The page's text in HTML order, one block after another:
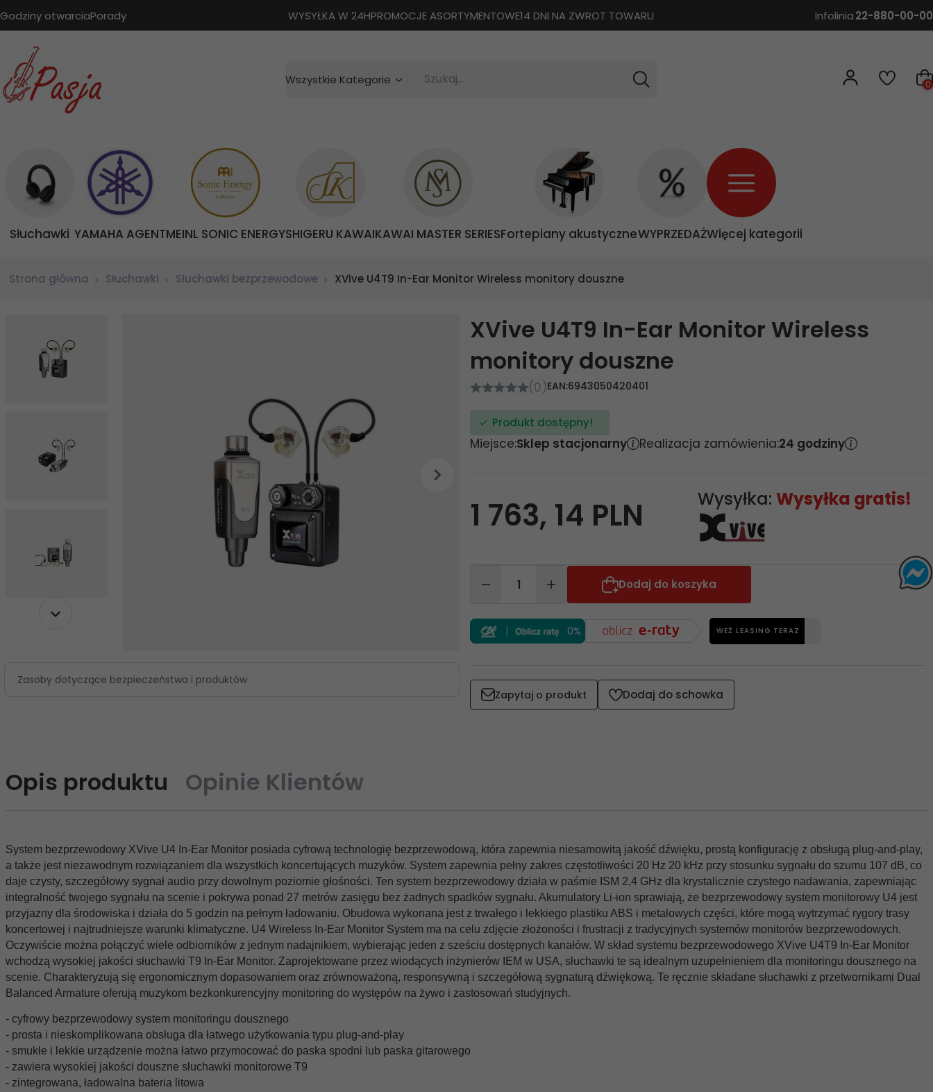
Godziny otwarciaPorady WYSYŁKA W 24HPROMOCJE ASORTYMENTOWE14 DNI NA ZWROT TOWARU Infolinia22-880-00-00
categories_searcher
Wszystkie Kategorie Szukaj... 0
Słuchawki YAMAHA AGENTMEINL SONIC ENERGYSHIGERU KAWAIKAWAI MASTER SERIESFortepiany akustyczneWYPRZEDAŻWięcej kategorii
Strona główna Słuchawki Słuchawki bezprzewodowe XVive U4T9 In-Ear Monitor Wireless monitory douszne
Zasoby dotyczące bezpieczeństwa i produktów
XVive U4T9 In-Ear Monitor Wireless
monitory douszne
(0)EAN:6943050420401
Produkt dostępny!
Miejsce:Sklep stacjonarny Realizacja zamówienia:24 godziny
1 763, 14 PLN Wysyłka: Wysyłka gratis!
Dodaj do koszyka
0% WEŹ LEASING TERAZ
Zapytaj o produkt Dodaj do schowka
Opis produktu Opinie Klientów
System bezprzewodowy XVive U4 In-Ear Monitor posiada cyfrową technologię bezprzewodową, która zapewnia niesamowitą jakość dźwięku, prostą konfigurację z obsługą plug-and-play,
a także jest niezawodnym rozwiązaniem dla wszystkich koncertujących muzyków. System zapewnia pełny zakres częstotliwości 20 Hz 20 kHz przy stosunku sygnału do szumu 107 dB, co
daje czysty, szczegółowy sygnał audio przy dowolnym poziomie głośności. Ten system bezprzewodowy działa w paśmie ISM 2,4 GHz dla krystalicznie czystego nadawania, zapewniając
integralność twojego sygnału na scenie i pokrywa ponad 27 metrów zasięgu bez żadnych spadków sygnału. Akumulatory Li-ion sprawiają, że bezprzewodowy system monitorowy U4 jest
przyjazny dla środowiska i działa do 5 godzin na pełnym ładowaniu. Obudowa wykonana jest z trwałego i lekkiego plastiku ABS i metalowych części, które mogą wytrzymać rygory trasy
koncertowej i najtrudniejsze warunki klimatyczne. U4 Wireless In-Ear Monitor System ma na celu zdjęcie złożoności i frustracji z tradycyjnych systemów monitorów bezprzewodowych.
Oczywiście można połączyć wiele odbiorników z jednym nadajnikiem, wybierając jeden z sześciu dostępnych kanałów. W skład systemu bezprzewodowego XVive U4T9 In-Ear Monitor
wchodzą wysokiej jakości słuchawki T9 In-Ear Monitor. Zaprojektowane przez wiodących inżynierów IEM w USA, słuchawki te są idealnym uzupełnieniem dla monitoringu dousznego na
scenie. Charakteryzują się ergonomicznym dopasowaniem oraz zrównoważoną, responsywną i szczegółową sygnaturą dźwiękową. Te ręcznie składane słuchawki z przetwornikami Dual
Balanced Armature oferują muzykom bezkonkurencyjny monitoring do występów na żywo i zastosowań studyjnych.
- cyfrowy bezprzewodowy system monitoringu dousznego
- prosta i nieskomplikowana obsługa dla łatwego użytkowania typu plug-and-play
- smukłe i lekkie urządzenie można łatwo przymocować do paska spodni lub paska gitarowego
- zawiera wysokiej jakości douszne słuchawki monitorowe T9
- zintegrowana, ładowalna bateria litowa